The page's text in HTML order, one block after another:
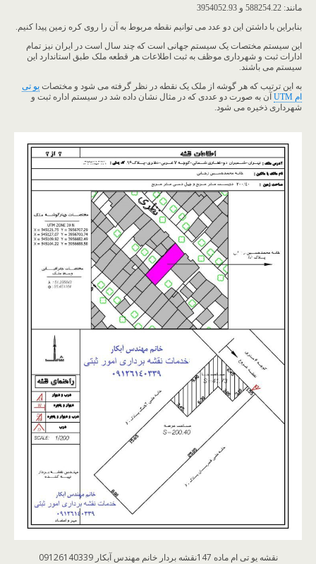
مانند: 588254.22 و 3954052.93
بنابراین با داشتن این دو عدد می توانیم نقطه مربوط به آن را روی کره زمین پیدا کنیم.
این سیستم مختصات یک سیستم جهانی است که چند سال است در ایران نیز تمام
ادارات ثبت و شهرداری موظف به ثبت اطلاعات هر قطعه ملک طبق استاندارد این
سیستم می باشند.
به این ترتیب که هر گوشه از ملک یک نقطه در نظر گرفته می شود و مختصات یو تی
ام UTM
آن به صورت دو عددی که در مثال نشان داده شد در سیستم اداره ثبت و
شهرداری ذخیره می شود.
نقشه یو تی ام ماده 147نقشه بردار خانم مهندس آبکار 09126140339